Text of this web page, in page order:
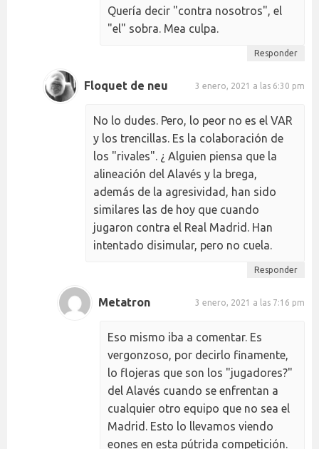
Quería decir "contra nosotros", el
"el" sobra. Mea culpa.
Responder
Floquet de neu 3 enero, 2021 a las 6:30 pm
No lo dudes. Pero, lo peor no es el VAR
y los trencillas. Es la colaboración de
los "rivales". ¿ Alguien piensa que la
alineación del Alavés y la brega,
además de la agresividad, han sido
similares las de hoy que cuando
jugaron contra el Real Madrid. Han
intentado disimular, pero no cuela.
Responder
Metatron 3 enero, 2021 a las 7:16 pm
Eso mismo iba a comentar. Es
vergonzoso, por decirlo finamente,
lo flojeras que son los "jugadores?"
del Alavés cuando se enfrentan a
cualquier otro equipo que no sea el
Madrid. Esto lo llevamos viendo
eones en esta pútrida competición.